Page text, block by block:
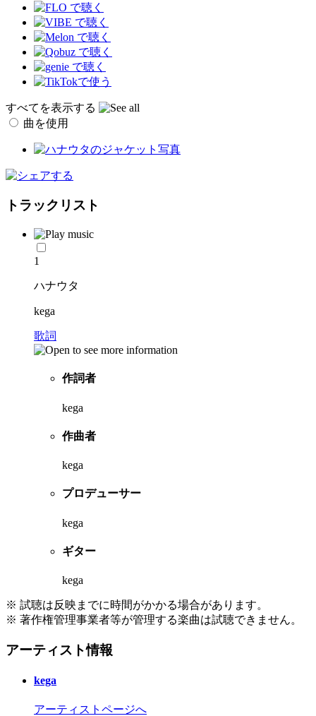
すべてを表示する
曲を使用
トラックリスト
1
ハナウタ
kega
歌詞
作詞者
kega
作曲者
kega
プロデューサー
kega
ギター
kega
※ 試聴は反映までに時間がかかる場合があります。
※ 著作権管理事業者等が管理する楽曲は試聴できません。
アーティスト情報
kega
アーティストページへ